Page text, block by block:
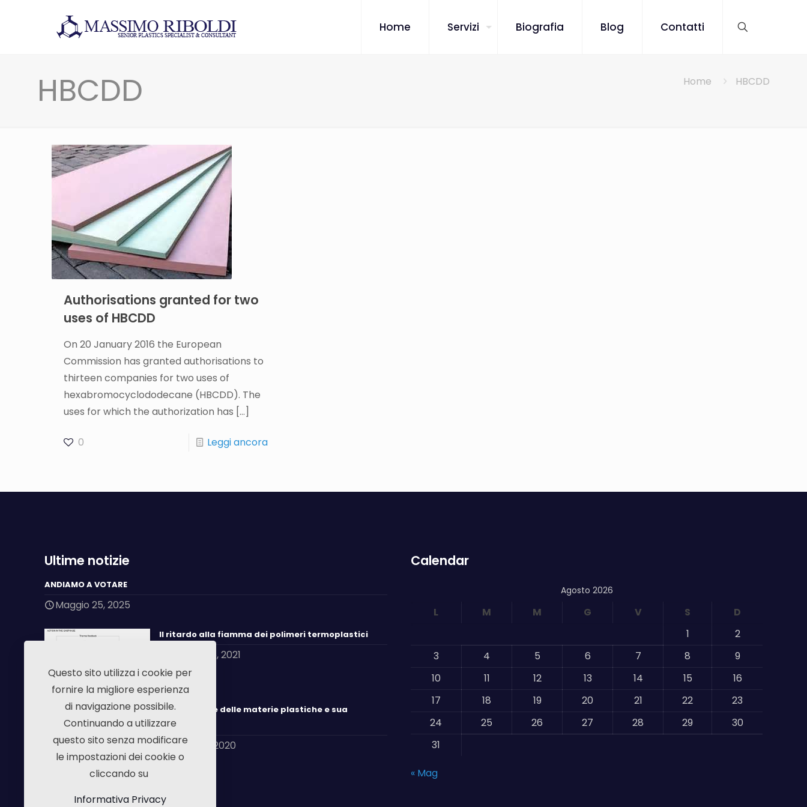
Home Servizi Biografia Blog Contatti
HBCDD Home HBCDD
Authorisations granted for two
uses of HBCDD
On 20 January 2016 the European
Commission has granted authorisations to
thirteen companies for two uses of
hexabromocyclododecane (HBCDD). The
uses for which the authorization has […]
0 Leggi ancora
Ultime notizie
ANDIAMO A VOTARE
Maggio 25, 2025
Il ritardo alla fiamma dei polimeri termoplastici
Giugno 25, 2021
Combustione delle materie plastiche e sua
inibizione
Luglio 22, 2020
Calendar
Agosto 2026
L M M G V S
D
1
2
3
4 5 6 7 8
9
10
11 12 13 14 15
16
17
18 19 20 21 22
23
24
25 26 27 28 29
30
31
« Mag
Questo sito utilizza i cookie per
fornire la migliore esperienza
di navigazione possibile.
Continuando a utilizzare
questo sito senza modificare
le impostazioni dei cookie o
cliccando su
Informativa Privacy